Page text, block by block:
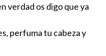
verdad os digo que ya
perfuma tu cabeza y